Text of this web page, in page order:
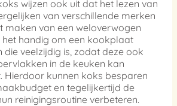
wijzen ook uit dat het lezen van
van verschillende merken
maken van een weloverwogen
het handig om een kookplaat
die veelzijdig is, zodat deze ook
in de keuken kan
Hierdoor kunnen koks besparen
en tegelijkertijd de
reinigingsroutine verbeteren.